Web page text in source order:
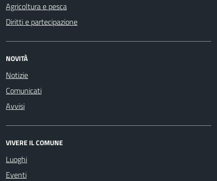
Agricoltura e pesca
Diritti e partecipazione
NOVITÀ
Notizie
Comunicati
Avvisi
VIVERE IL COMUNE
Luoghi
Eventi